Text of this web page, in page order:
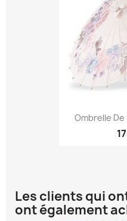
Ombrelle
Les clients qui
ont également